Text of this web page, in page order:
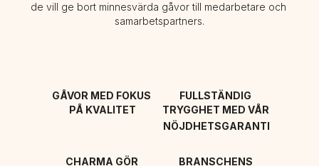
de vill ge bort minnesvärda gåvor till medarbetare och
samarbetspartners.
GÅVOR MED FOKUS
PÅ KVALITET
FULLSTÄNDIG
TRYGGHET MED VÅR
NÖJDHETSGARANTI
CHARMA GÖR BRANSCHENS